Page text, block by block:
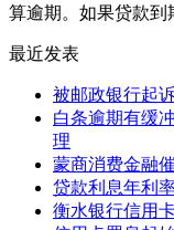
算逾期。如果贷款到
最近发表
被邮政银行起
白条逾期有缓
理
蒙商消费金融
贷款利息年利
衡水银行信用